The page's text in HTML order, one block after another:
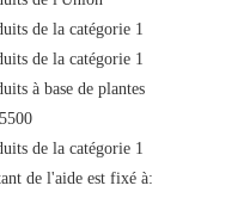
de la catégorie 1
de la catégorie 1
à base de plantes
de la catégorie 1
de l'aide est fixé à: